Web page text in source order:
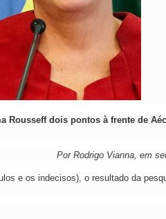
Rousseff dois pontos à frente de
Por Rodrigo Vianna, em
e os indecisos), o resultado da